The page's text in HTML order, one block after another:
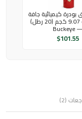
بودرة كيميائية جافة
ABC سعة 9.07 كجم (20 رطل)
—
$101.55
(2)